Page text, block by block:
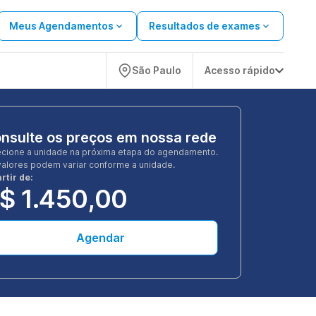
Meus Agendamentos Resultados de exames
São Paulo Acesso rápido
os preços em nossa rede
a unidade na próxima etapa do agendamento.
podem variar conforme a unidade.
de:
1.450,00
Agendar